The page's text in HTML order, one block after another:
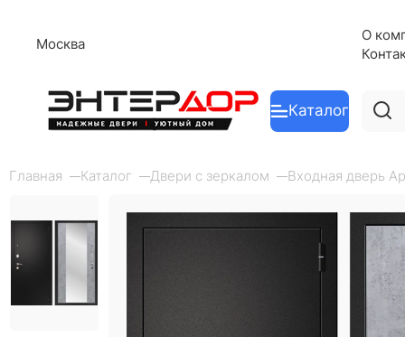
Москва
О
Каталог
Главная Каталог Двери с зеркалом Входная дверь